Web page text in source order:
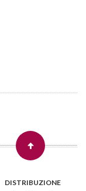
DISTRIBUZIONE